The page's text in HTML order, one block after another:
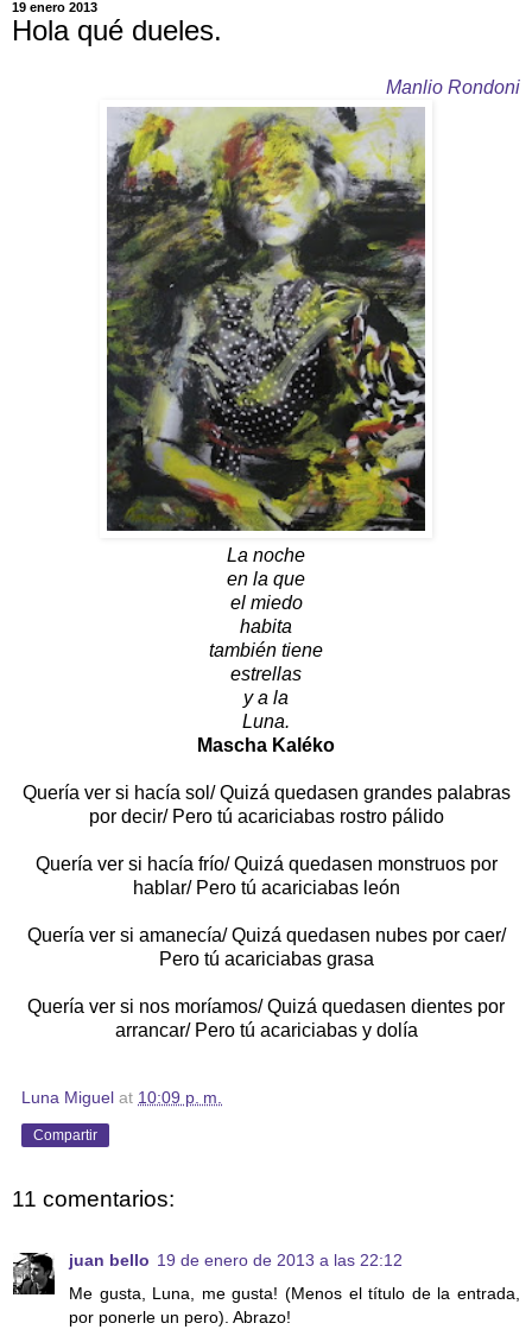
19 enero 2013
Hola qué dueles.
Manlio Rondoni
La noche
en la que
el miedo
habita
también tiene
estrellas
y a la
Luna.
Mascha Kaléko
Quería ver si hacía sol/ Quizá quedasen grandes palabras
por decir/ Pero tú acariciabas rostro pálido
Quería ver si hacía frío/ Quizá quedasen monstruos por
hablar/ Pero tú acariciabas león
Quería ver si amanecía/ Quizá quedasen nubes por caer/
Pero tú acariciabas grasa
Quería ver si nos moríamos/ Quizá quedasen dientes por
arrancar/ Pero tú acariciabas y dolía
Luna Miguel at 10:09 p. m.
Compartir
11 comentarios:
juan bello 19 de enero de 2013 a las 22:12
Me gusta, Luna, me gusta! (Menos el título de la entrada,
por ponerle un pero). Abrazo!